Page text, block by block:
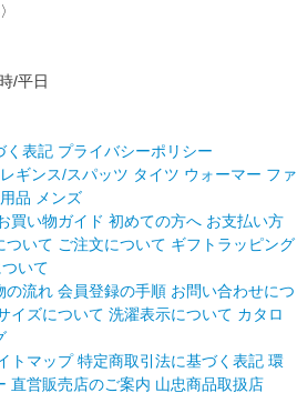
/平日
く表記 プライバシーポリシー
レギンス/スパッツ タイツ ウォーマー ファ
品 メンズ
買い物ガイド 初めての方へ お支払い方
ついて ご注文について ギフトラッピング
いて
の流れ 会員登録の手順 お問い合わせにつ
イズについて 洗濯表示について カタロ
トマップ 特定商取引法に基づく表記 環
直営販売店のご案内 山忠商品取扱店